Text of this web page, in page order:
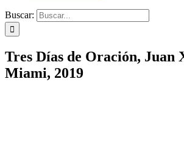
Buscar:
Tres Días de Oración, Juan
Miami, 2019